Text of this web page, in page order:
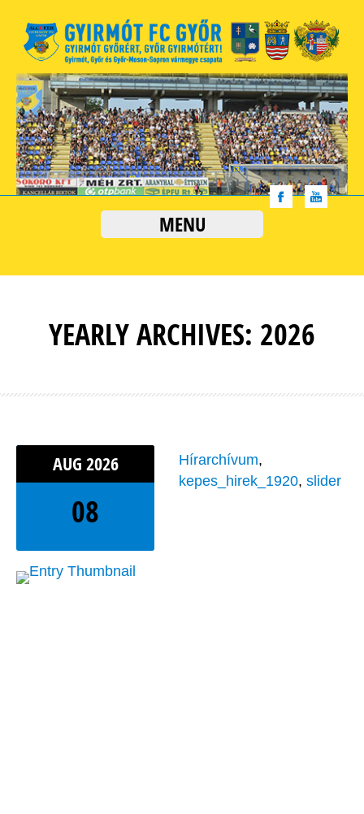
MENU
YEARLY ARCHIVES: 2026
AUG 2026
08
Hírarchívum,
kepes_hirek_1920, slider